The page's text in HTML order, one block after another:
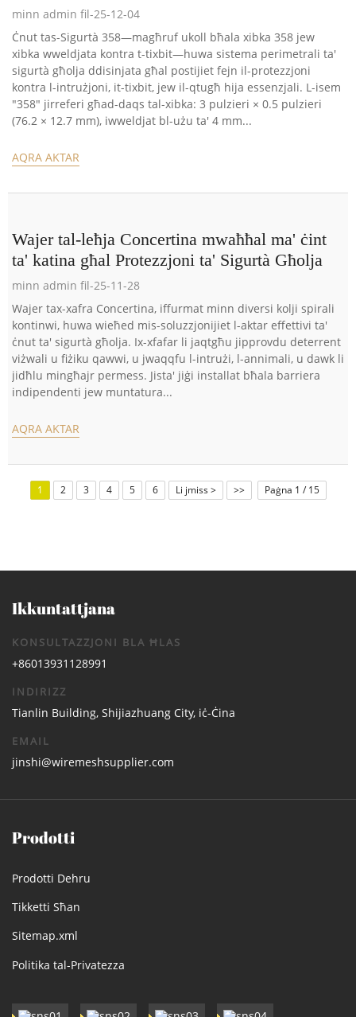
minn admin fil-25-12-04
Ċnut tas-Sigurtà 358—magħruf ukoll bħala xibka 358 jew
xibka wweldjata kontra t-tixbit—huwa sistema perimetrali ta'
sigurtà għolja ddisinjata għal postijiet fejn il-protezzjoni
kontra l-intrużjoni, it-tixbit, jew il-qtugħ hija essenzjali. L-isem
"358" jirreferi għad-daqs tal-xibka: 3 pulzieri × 0.5 pulzieri
(76.2 × 12.7 mm), iwweldjat bl-użu ta' 4 mm...
AQRA AKTAR
Wajer tal-leħja Concertina mwaħħal ma' ċint
ta' katina għal Protezzjoni ta' Sigurtà Għolja
minn admin fil-25-11-28
Wajer tax-xafra Concertina, iffurmat minn diversi kolji spirali
kontinwi, huwa wieħed mis-soluzzjonijiet l-aktar effettivi ta'
ċnut ta' sigurtà għolja. Ix-xfafar li jaqtgħu jipprovdu deterrent
viżwali u fiżiku qawwi, u jwaqqfu l-intrużi, l-annimali, u dawk li
jidħlu mingħajr permess. Jista' jiġi installat bħala barriera
indipendenti jew muntatura...
AQRA AKTAR
1 2 3 4 5 6 Li jmiss > >> Paġna 1 / 15
Ikkuntattjana
KONSULTAZZJONI BLA ĦLAS
+86013931128991
INDIRIZZ
Tianlin Building, Shijiazhuang City, iċ-Ċina
EMAIL
jinshi@wiremeshsupplier.com
Prodotti
Prodotti Dehru
Tikketti Sħan
Sitemap.xml
Politika tal-Privatezza